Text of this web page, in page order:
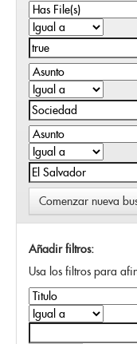
Comenzar nueva
Añadir filtros:
Usa los filtros para